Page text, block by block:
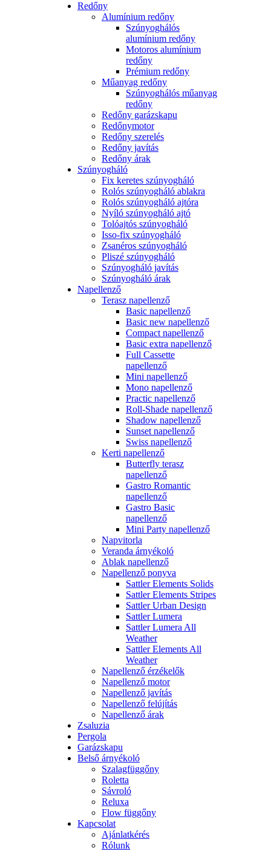
Redőny
Alumínium redőny
Szúnyoghálós
alumínium redőny
Motoros alumínium
redőny
Prémium redőny
Műanyag redőny
Szúnyoghálós műanyag
redőny
Redőny garázskapu
Redőnymotor
Redőny szerelés
Redőny javítás
Redőny árak
Szúnyogháló
Fix keretes szúnyogháló
Rolós szúnyogháló ablakra
Rolós szúnyogháló ajtóra
Nyíló szúnyogháló ajtó
Tolóajtós szúnyogháló
Isso-fix szúnyogháló
Zsanéros szúnyogháló
Pliszé szúnyogháló
Szúnyogháló javítás
Szúnyogháló árak
Napellenző
Terasz napellenző
Basic napellenző
Basic new napellenző
Compact napellenző
Basic extra napellenző
Full Cassette
napellenző
Mini napellenző
Mono napellenző
Practic napellenző
Roll-Shade napellenző
Shadow napellenző
Sunset napellenző
Swiss napellenző
Kerti napellenző
Butterfly terasz
napellenző
Gastro Romantic
napellenző
Gastro Basic
napellenző
Mini Party napellenző
Napvitorla
Veranda árnyékoló
Ablak napellenző
Napellenző ponyva
Sattler Elements Solids
Sattler Elements Stripes
Sattler Urban Design
Sattler Lumera
Sattler Lumera All
Weather
Sattler Elements All
Weather
Napellenző érzékelők
Napellenző motor
Napellenző javítás
Napellenző felújítás
Napellenző árak
Zsaluzia
Pergola
Garázskapu
Belső árnyékoló
Szalagfüggőny
Roletta
Sávroló
Reluxa
Flow függőny
Kapcsolat
Ajánlatkérés
Rólunk